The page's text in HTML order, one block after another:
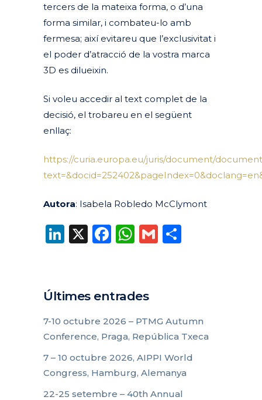
tercers de la mateixa forma, o d’una
forma similar, i combateu-lo amb
fermesa; així evitareu que l’exclusivitat i
el poder d’atracció de la vostra marca
3D es dilueixin.
Si voleu accedir al text complet de la
decisió, el trobareu en el següent
enllaç:
https://curia.europa.eu/juris/document/
Autora: Isabela Robledo McClymont
LinkedIn
X Facebook
WhatsApp
Gmail
Últimes entrades
7-10 octubre 2026 – PTMG Autumn
Conference, Praga, República Txeca
7 – 10 octubre 2026, AIPPI World
Congress, Hamburg, Alemanya
22-25 setembre – 40th Annual